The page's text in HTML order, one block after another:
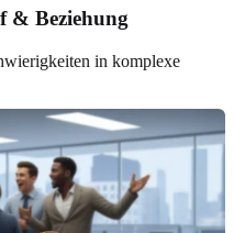
& Beziehung
in komplexe